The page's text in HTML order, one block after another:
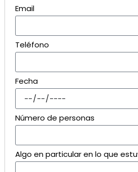
Email
Teléfono
Fecha
Número de personas
Algo en particular en lo que